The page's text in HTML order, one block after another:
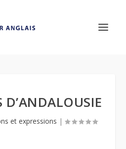
D’ANDALOUSIE
et expressions |